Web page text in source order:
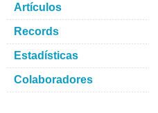
Artículos
Records
Estadísticas
Colaboradores